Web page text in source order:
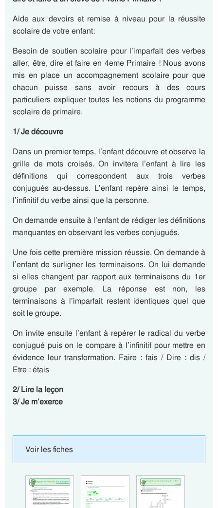
Aide aux devoirs et remise à niveau pour la réussite
scolaire de votre enfant:
Besoin de soutien scolaire pour l’imparfait des verbes
aller, être, dire et faire en 4eme Primaire ! Nous avons
mis en place un accompagnement scolaire pour que
chacun puisse sans avoir recours à des cours
particuliers expliquer toutes les notions du programme
scolaire de primaire.
1/ Je découvre
Dans un premier temps, l’enfant découvre et observe la
grille de mots croisés. On invitera l’enfant à lire les
définitions qui correspondent aux trois verbes
conjugués au-dessus. L’enfant repère ainsi le temps,
l’infinitif du verbe ainsi que la personne.
On demande ensuite à l’enfant de rédiger les définitions
manquantes en observant les verbes conjugués.
Une fois cette première mission réussie. On demande à
l’enfant de surligner les terminaisons. On lui demande
si elles changent par rapport aux terminaisons du 1er
groupe par exemple. La réponse est non, les
terminaisons à l’imparfait restent identiques quel que
soit le groupe.
On invite ensuite l’enfant à repérer le radical du verbe
conjugué puis on le compare à l’infinitif pour mettre en
évidence leur transformation. Faire : fais / Dire : dis /
Etre : étais
2/ Lire la leçon
3/ Je m’exerce
Voir les fiches